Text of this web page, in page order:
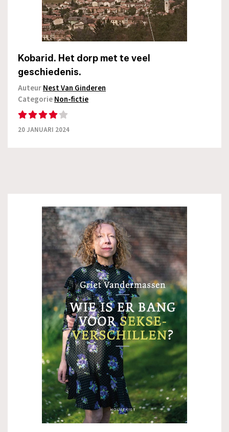
Kobarid. Het dorp met te veel
geschiedenis.
AuteurNest Van Ginderen
CategorieNon-fictie
20 JANUARI 2024